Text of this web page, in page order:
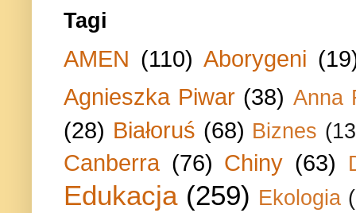
Tagi
AMEN (110) Aborygeni
Agnieszka Piwar (38) Anna
(28) Białoruś (68) Biznes
Canberra (76) Chiny (63)
Edukacja (259) Ekologia